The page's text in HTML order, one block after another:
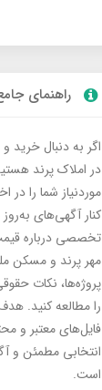
راهنمای
اگر به دنبال خرید
در املاک پرند
موردنیاز شما را در
کنار آگهی‌های
تخصصی درباره
مهر پرند و مسکن
پروژه‌ها، نکات
را مطالعه کنید.
فایل‌های معتبر و
انتخابی مطمئن و
است.